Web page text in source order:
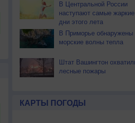
В Центральной России
наступают самые жаркие
дни этого лета
В Приморье обнаружены
морские волны тепла
Штат Вашингтон
лесные пожары
КАРТЫ ПОГОДЫ